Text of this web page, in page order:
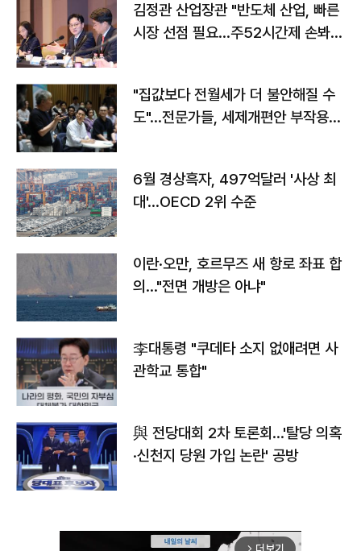
김정관 산업장관 "반도체 산업, 빠른
시장 선점 필요…주52시간제 손봐
"집값보다 전월세가 더 불안해질 수
도"…전문가들, 세제개편안 부작용
6월 경상흑자, 497억달러 '사상 최
대'…OECD 2위 수준
이란·오만, 호르무즈 새 항로 좌표 합
의…"전면 개방은 아냐"
李대통령 "쿠데타 소지 없애려면 사
관학교 통합"
與 전당대회 2차 토론회…'탈당 의혹
·신천지 당원 가입 논란' 공방
arrow_forward_ios